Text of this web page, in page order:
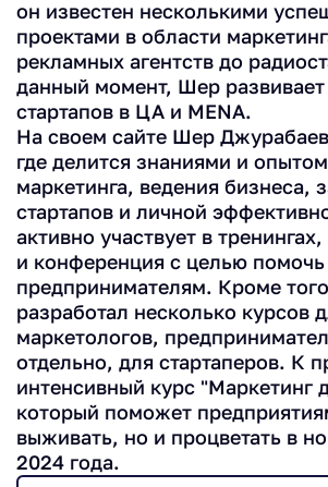
он известен несколькими
проектами в области
рекламных агентств до
данный момент, Шер развивает
стартапов в ЦА и MENA.
На своем сайте Шер Джурабаев
где делится знаниями и
маркетинга, ведения бизнеса,
стартапов и личной
активно участвует в
и конференция с целью помочь
предпринимателям. Кроме
разработал несколько курсов
маркетологов,
отдельно, для стартаперов. К
интенсивный курс "Маркетинг
который поможет
выживать, но и процветать в
2024 года.